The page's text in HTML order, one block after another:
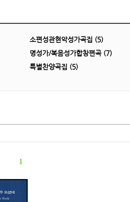
소편성관현악성가곡집 (5)
명성가/복음성가합창편곡 (7)
특별찬양곡집 (5)
1